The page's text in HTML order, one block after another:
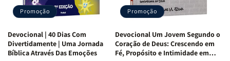
Promoção
Devocional | 40 Dias Com
Divertidamente | Uma Jornada
Bíblica Através Das Emoções
Promoção
Devocional Um Jovem Segundo o
Coração de Deus: Crescendo em
Fé, Propósito e Intimidade em